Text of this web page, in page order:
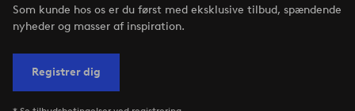
Som kunde hos os er du først med eksklusive tilbud, spændende
nyheder og masser af inspiration.
Registrer dig